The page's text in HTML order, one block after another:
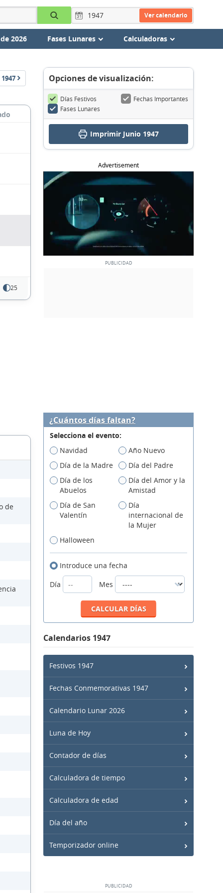
Ver calendario
2026 Fases Lunares Calculadoras
1947
25
Opciones de visualización:
Días Festivos
Fechas Importantes
Fases Lunares
Imprimir Junio 1947
Advertisement
de
¿Cuántos días faltan?
Selecciona el evento:
Navidad
Año Nuevo
Día de la Madre
Día del Padre
Día de los
Abuelos
Día del Amor y la
Amistad
Día de San
Valentín
Día
internacional de
la Mujer
Halloween
Introduce una fecha
Día
Mes
Calendarios 1947
Festivos 1947
Fechas Conmemorativas 1947
Calendario Lunar 2026
Luna de Hoy
Contador de días
Calculadora de tiempo
Calculadora de edad
Día del año
Temporizador online